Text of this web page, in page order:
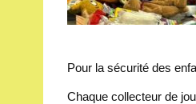
Pour la sécurité des
Chaque collecteur de